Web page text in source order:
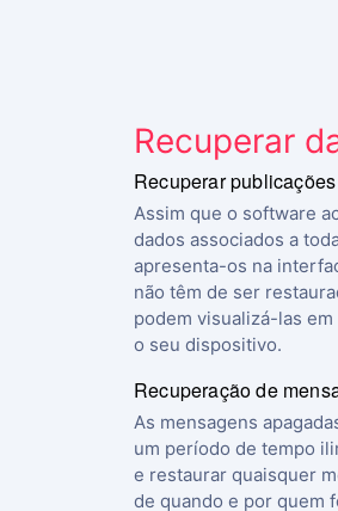
Recuperar
Recuperar
Assim que o software
dados associados a
apresenta-os na
não têm de ser
podem visualizá-las
o seu dispositivo.
Recuperação de
As mensagens
um período de tempo
e restaurar quaisquer
de quando e por quem